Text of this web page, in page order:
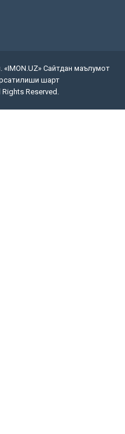
«IMON.UZ» Сайтдан маълумот
шарт
Reserved.